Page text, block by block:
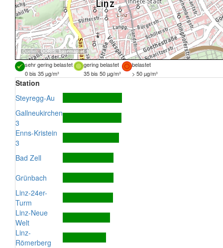
Quellen:DORIS, basemap.at
sehr gering belastet gering belastet
belastet
0 bis 35 µg/m³
35 bis 50 µg/m³ > 50 µg/m³
Station
Steyregg-Au
Gallneukirchen
3
Enns-Kristein
3
Bad Zell
Grünbach
Linz-24er-
Turm
Linz-Neue
Welt
Linz-
Römerberg